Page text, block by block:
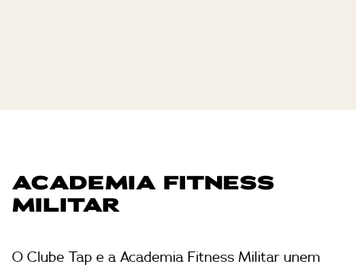
ACADEMIA FITNESS
MILITAR
O Clube Tap e a Academia Fitness Militar unem